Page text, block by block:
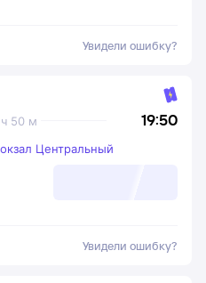
Увидели ошибку?
19:50
ч 50 м
Центральный
Увидели ошибку?